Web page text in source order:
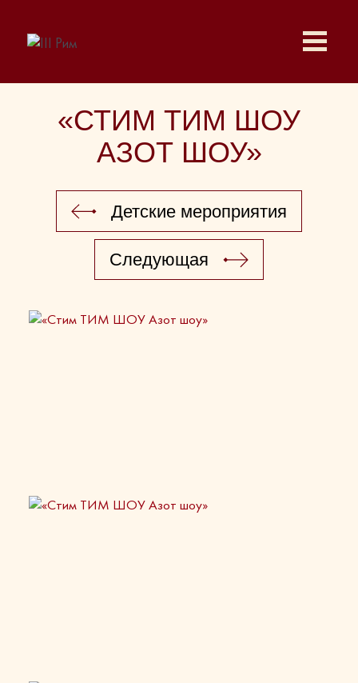
«СТИМ ТИМ ШОУ
АЗОТ ШОУ»
Детские мероприятия
Следующая